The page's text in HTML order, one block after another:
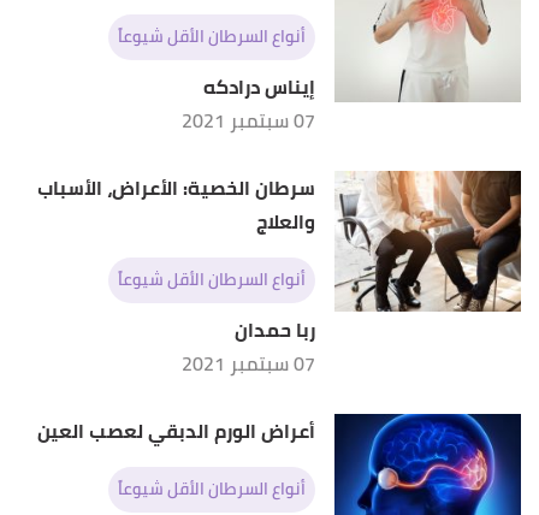
أنواع السرطان الأقل شيوعاً
إيناس درادكه
07 سبتمبر 2021
سرطان الخصية: الأعراض، الأسباب
والعلاج
أنواع السرطان الأقل شيوعاً
ربا حمدان
07 سبتمبر 2021
أعراض الورم الدبقي لعصب العين
أنواع السرطان الأقل شيوعاً